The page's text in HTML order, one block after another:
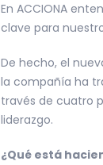
En ACCIONA
clave para
De hecho, el
la compañía ha
través de cuatro
liderazgo.
¿Qué está